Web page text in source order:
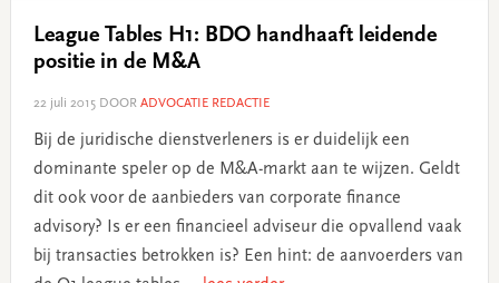
League Tables H1: BDO handhaaft leidende
positie in de M&A
22 juli 2015DOOR ADVOCATIE REDACTIE
Bij de juridische dienstverleners is er duidelijk een
dominante speler op de M&A-markt aan te wijzen. Geldt
dit ook voor de aanbieders van corporate finance
advisory? Is er een financieel adviseur die opvallend vaak
bij transacties betrokken is? Een hint: de aanvoerders van